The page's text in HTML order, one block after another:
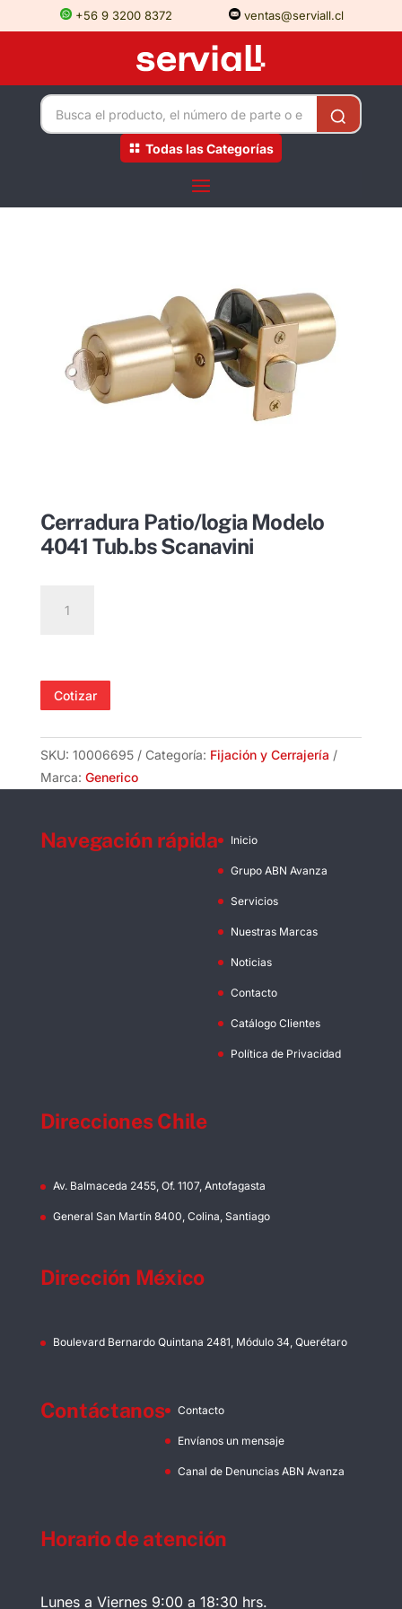
+56 9 3200 8372 ventas@serviall.cl
Todas las Categorías
Cerradura Patio/logia Modelo
4041 Tub.bs Scanavini
Patio/logia
Tub.bs
Scanavini
Cotizar
SKU: 10006695 Categoría: Fijación y Cerrajería
Marca: Generico
Navegación rápida Inicio
Grupo ABN Avanza
Servicios
Nuestras Marcas
Noticias
Contacto
Catálogo Clientes
Política de Privacidad
Direcciones Chile
Av. Balmaceda 2455, Of. 1107, Antofagasta
General San Martín 8400, Colina, Santiago
Dirección México
Boulevard Bernardo Quintana 2481, Módulo 34, Querétaro
Contáctanos Contacto
Envíanos un mensaje
Canal de Denuncias ABN Avanza
Horario de atención
Lunes a Viernes 9:00 a 18:30 hrs.